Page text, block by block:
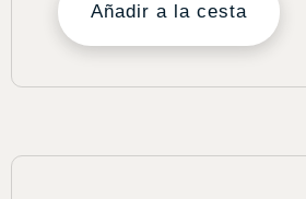
Añadir a la cesta